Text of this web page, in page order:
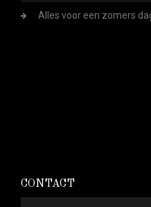
Alles voor een zomers
CONTACT